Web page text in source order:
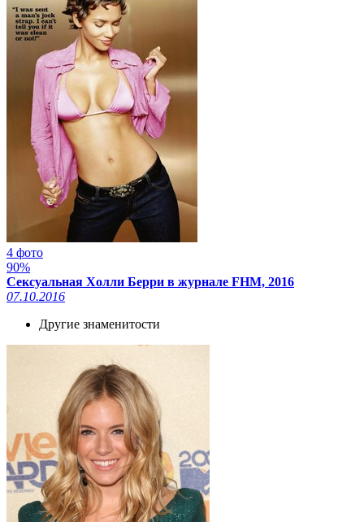
4 фото
90%
Сексуальная Холли Берри в журнале FHM, 2016
07.10.2016
Другие знаменитости